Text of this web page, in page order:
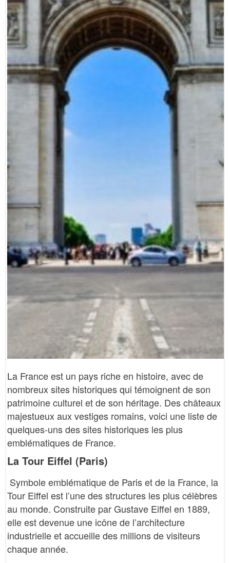
La France est un pays riche en histoire, avec de
nombreux sites historiques qui témoignent de son
patrimoine culturel et de son héritage. Des châteaux
majestueux aux vestiges romains, voici une liste de
quelques-uns des sites historiques les plus
emblématiques de France.
La Tour Eiffel (Paris)
Symbole emblématique de Paris et de la France, la
Tour Eiffel est l’une des structures les plus célèbres
au monde. Construite par Gustave Eiffel en 1889,
elle est devenue une icône de l’architecture
industrielle et accueille des millions de visiteurs
chaque année.